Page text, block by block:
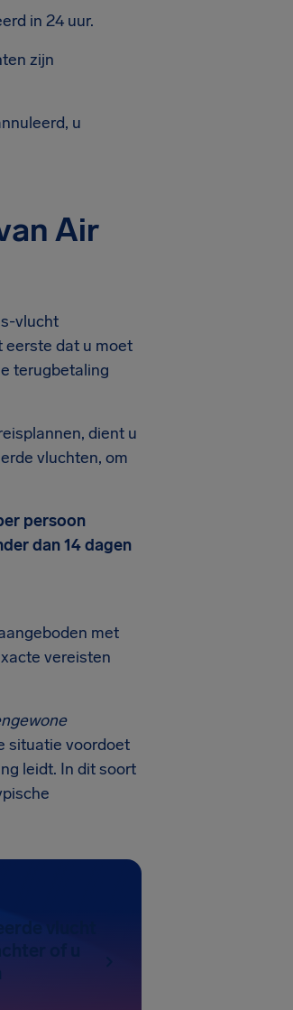
in 24 uur.
zijn
u
Air
vlucht
eerste dat u moet
terugbetaling
dient u
vluchten, om
persoon
dan 14 dagen
met
vereisten
situatie voordoet
leidt. In dit soort
vlucht
of u